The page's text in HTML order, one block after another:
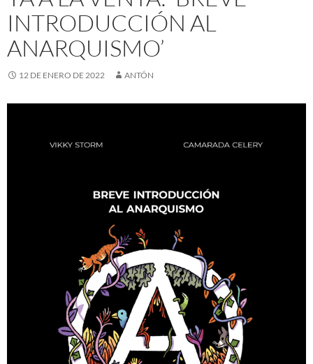
INTRODUCCIÓN AL
ANARQUISMO’
12 DE ENERO DE 2022 ANTÓN